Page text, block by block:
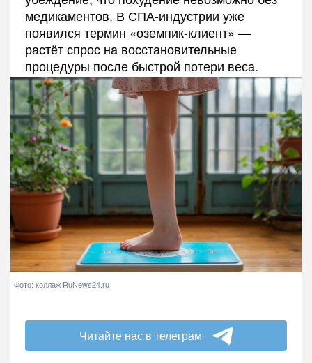
медикаментов. В СПА-индустрии уже
появился термин «оземпик-клиент» —
растёт спрос на восстановительные
процедуры после быстрой потери веса.
Фото: коллаж RuNews24.ru
Читайте нас в телеграм